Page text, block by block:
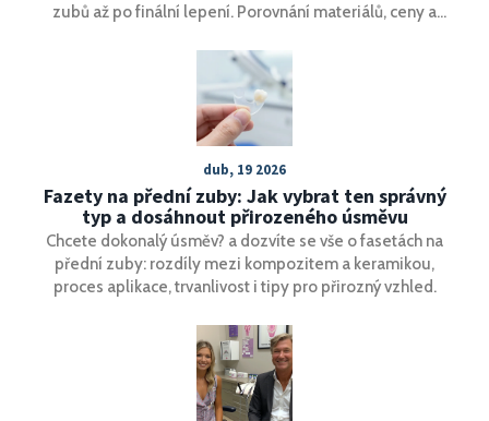
zubů až po finální lepení. Porovnání materiálů, ceny a
dub, 19 2026
Fazety na přední zuby: Jak vybrat ten správný
typ a dosáhnout přirozeného úsměvu
Chcete dokonalý úsměv? a dozvíte se vše o fasetách na
přední zuby: rozdíly mezi kompozitem a keramikou,
proces aplikace, trvanlivost i tipy pro přirozný vzhled.